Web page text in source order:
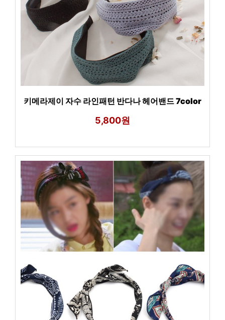
키메라제이 자수 라인패턴 반다나 헤어밴드 7color
5,800원